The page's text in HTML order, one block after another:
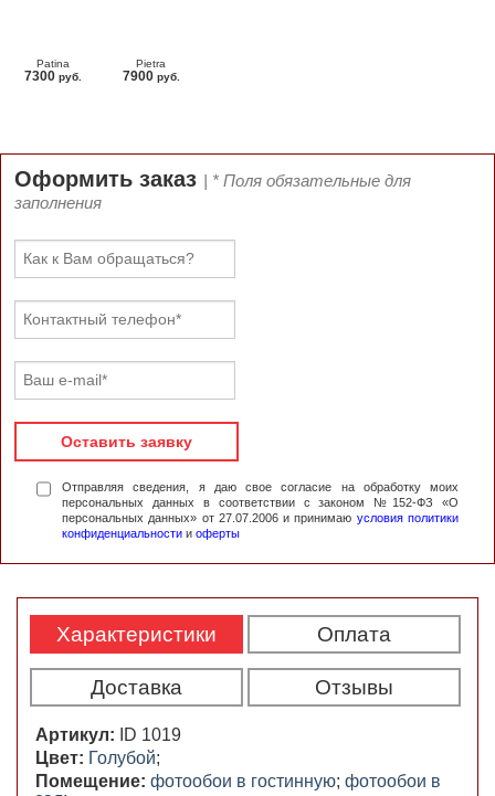
Patina
7300 руб.
Pietra
7900 руб.
Оформить заказ | * Поля обязательные для
заполнения
Оставить заявку
Отправляя сведения, я даю свое согласие на обработку моих
персональных данных в соответствии с законом №152-ФЗ «О
персональных данных» от 27.07.2006 и принимаю условия политики
конфиденциальности и оферты
Характеристики Оплата
Доставка Отзывы
Артикул:
ID 1019
Цвет: Голубой;
Помещение: фотообои в гостинную; фотообои в